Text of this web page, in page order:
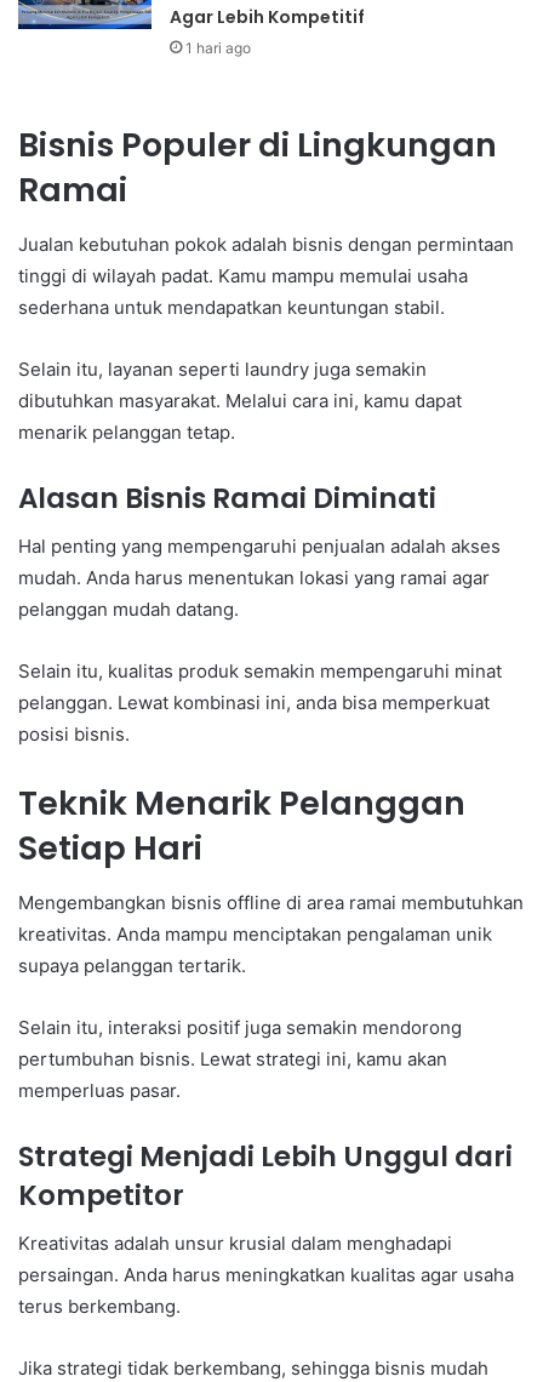
Agar Lebih Kompetitif
1 hari ago
Bisnis Populer di Lingkungan
Ramai
Jualan kebutuhan pokok adalah bisnis dengan permintaan
tinggi di wilayah padat. Kamu mampu memulai usaha
sederhana untuk mendapatkan keuntungan stabil.
Selain itu, layanan seperti laundry juga semakin
dibutuhkan masyarakat. Melalui cara ini, kamu dapat
menarik pelanggan tetap.
Alasan Bisnis Ramai Diminati
Hal penting yang mempengaruhi penjualan adalah akses
mudah. Anda harus menentukan lokasi yang ramai agar
pelanggan mudah datang.
Selain itu, kualitas produk semakin mempengaruhi minat
pelanggan. Lewat kombinasi ini, anda bisa memperkuat
posisi bisnis.
Teknik Menarik Pelanggan
Setiap Hari
Mengembangkan bisnis offline di area ramai membutuhkan
kreativitas. Anda mampu menciptakan pengalaman unik
supaya pelanggan tertarik.
Selain itu, interaksi positif juga semakin mendorong
pertumbuhan bisnis. Lewat strategi ini, kamu akan
memperluas pasar.
Strategi Menjadi Lebih Unggul dari
Kompetitor
Kreativitas adalah unsur krusial dalam menghadapi
persaingan. Anda harus meningkatkan kualitas agar usaha
terus berkembang.
Jika strategi tidak berkembang, sehingga bisnis mudah